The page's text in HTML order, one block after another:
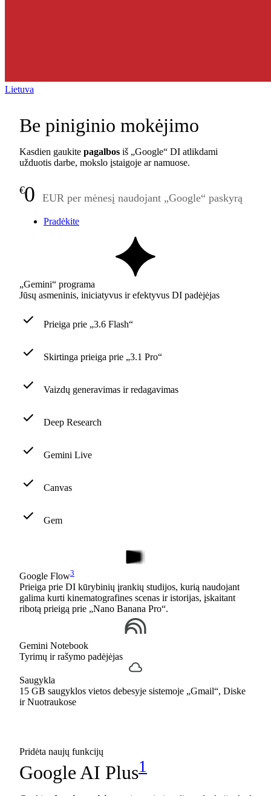
Lietuva
Be piniginio mokėjimo
Kasdien gaukite pagalbos iš „Google“ DI atlikdami
užduotis darbe, mokslo įstaigoje ar namuose.
€0 EUR per mėnesį naudojant „Google“ paskyrą
Pradėkite
„Gemini“ programa
Jūsų asmeninis, iniciatyvus ir efektyvus DI padėjėjas
Prieiga prie „3.6 Flash“
Skirtinga prieiga prie „3.1 Pro“
Vaizdų generavimas ir redagavimas
Deep Research
Gemini Live
Canvas
Gem
Google Flow3
Prieiga prie DI kūrybinių įrankių studijos, kurią naudojant
galima kurti kinematografines scenas ir istorijas, įskaitant
ribotą prieigą prie „Nano Banana Pro“.
Gemini Notebook
Tyrimų ir rašymo padėjėjas
Saugykla
15 GB saugyklos vietos debesyje sistemoje „Gmail“, Diske
ir Nuotraukose
Pridėta naujų funkcijų
Google AI Plus1